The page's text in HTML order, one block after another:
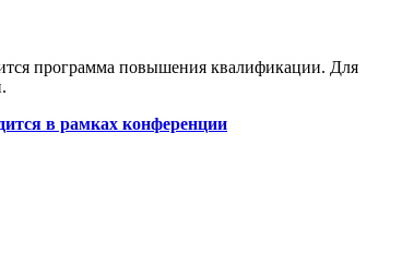
программа повышения квалификации. Для
в рамках конференции